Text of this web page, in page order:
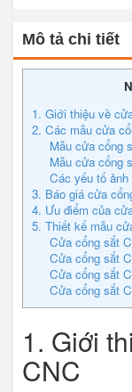
Mô tả chi tiết
1. Giới thiệu về
2. Các mẫu cửa
Mẫu cửa cổng
Mẫu cửa cổng
Các yếu tố
3. Báo giá cửa
4. Ưu điểm của
5. Thiết kế mẫu
Cửa cổng sắt
Cửa cổng sắt
Cửa cổng sắt
Cửa cổng sắt
1. Giới
CNC